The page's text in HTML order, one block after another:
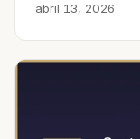
abril 13, 2026